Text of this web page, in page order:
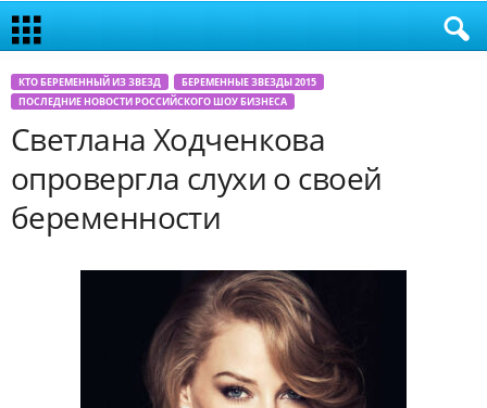
КТО БЕРЕМЕННЫЙ ИЗ ЗВЕЗД
БЕРЕМЕННЫЕ ЗВЕЗДЫ 2015
ПОСЛЕДНИЕ НОВОСТИ РОССИЙСКОГО ШОУ БИЗНЕСА
Светлана Ходченкова
опровергла слухи о своей
беременности